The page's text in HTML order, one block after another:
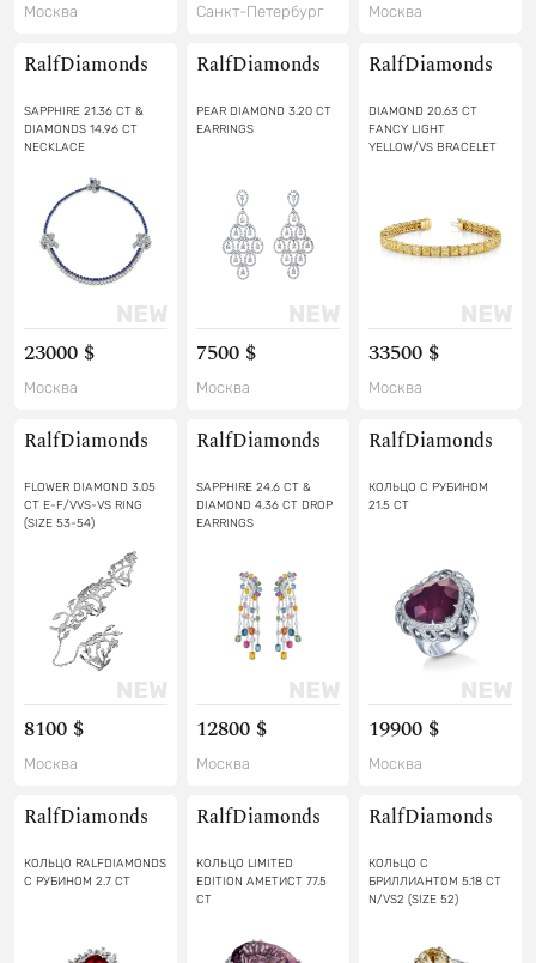
Москва Санкт-Петербург Москва
RalfDiamonds
SAPPHIRE 21.36 CT &
DIAMONDS 14.96 CT
NECKLACE
23000 $
Москва
RalfDiamonds
PEAR DIAMOND 3.20 CT
EARRINGS
7500 $
Москва
RalfDiamonds
DIAMOND 20.63 CT
FANCY LIGHT
YELLOW/VS BRACELET
33500 $
Москва
RalfDiamonds
FLOWER DIAMOND 3.05
CT E-F/VVS-VS RING
(SIZE 53-54)
8100 $
Москва
RalfDiamonds
SAPPHIRE 24.6 CT &
DIAMOND 4.36 CT DROP
EARRINGS
12800 $
Москва
RalfDiamonds
КОЛЬЦО С РУБИНОМ
21.5 СТ
19900 $
Москва
RalfDiamonds
КОЛЬЦО RALFDIAMONDS
С РУБИНОМ 2.7 CT
RalfDiamonds
КОЛЬЦО LIMITED
EDITION АМЕТИСТ 77.5
CT
RalfDiamonds
КОЛЬЦО С
БРИЛЛИАНТОМ 5.18 CT
N/VS2 (SIZE 52)